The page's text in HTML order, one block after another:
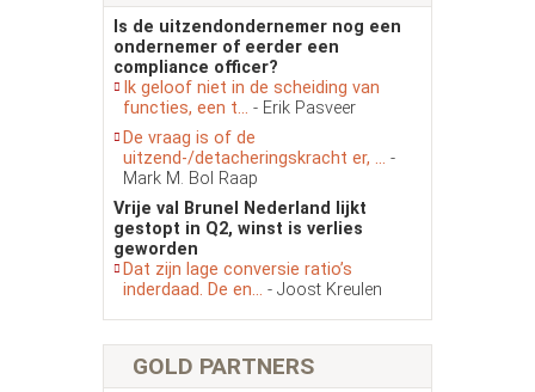
Is de uitzendondernemer nog een
ondernemer of eerder een
compliance officer?
Ik geloof niet in de scheiding van
functies, een t... - Erik Pasveer
De vraag is of de
uitzend-/detacheringskracht er, ... -
Mark M. Bol Raap
Vrije val Brunel Nederland lijkt
gestopt in Q2, winst is verlies
geworden
Dat zijn lage conversie ratio’s
inderdaad. De en... - Joost Kreulen
GOLD PARTNERS